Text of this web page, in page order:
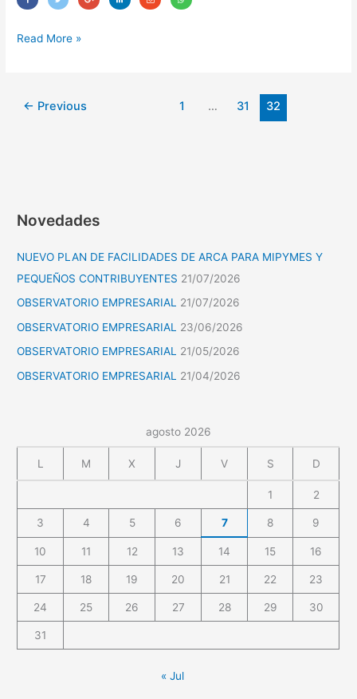
Read More »
← Previous 1 … 31 32
Novedades
NUEVO PLAN DE FACILIDADES DE ARCA PARA MIPYMES Y
PEQUEÑOS CONTRIBUYENTES 21/07/2026
OBSERVATORIO EMPRESARIAL 21/07/2026
OBSERVATORIO EMPRESARIAL
23/06/2026
OBSERVATORIO EMPRESARIAL
21/05/2026
OBSERVATORIO EMPRESARIAL
21/04/2026
agosto 2026
L M X J V S D
1 2
3 4 5 6 7 8 9
10 11 12 13 14 15 16
17 18 19 20 21 22 23
24 25 26 27 28 29 30
31
« Jul